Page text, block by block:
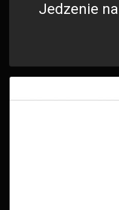
Jedzenie